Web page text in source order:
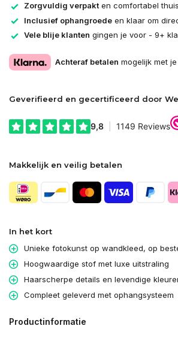
Zorgvuldig verpakten comfortabel
Inclusief ophangroede en klaar om
Vele blije klanten gingen je voor - 9+
Achteraf betalen mogelijk met
Geverifieerd en gecertificeerd door
Makkelijk en veilig betalen
In het kort
Unieke fotokunst op wandkleed, op
Hoogwaardige stof met luxe uitstraling
Haarscherpe details en levendige
Compleet geleverd met ophangsysteem
Productinformatie